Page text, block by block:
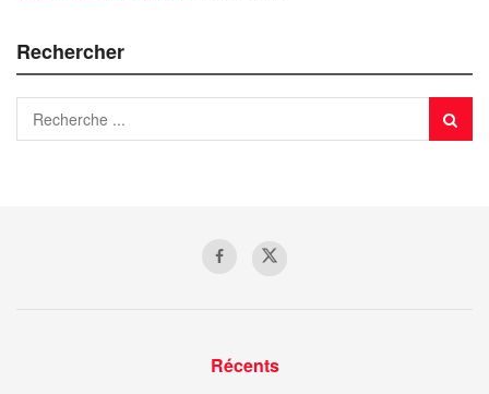
Rechercher
Récents